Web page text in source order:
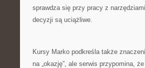
sprawdza się przy pracy z
decyzji są uciążliwe.
Kursy Marko podkreśla także
na „okazję”, ale serwis przypomina,